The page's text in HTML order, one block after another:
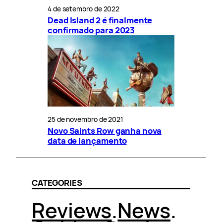
4 de setembro de 2022
Dead Island 2 é finalmente
confirmado para 2023
25 de novembro de 2021
Novo Saints Row ganha nova
data de lançamento
CATEGORIES
Reviews.News.